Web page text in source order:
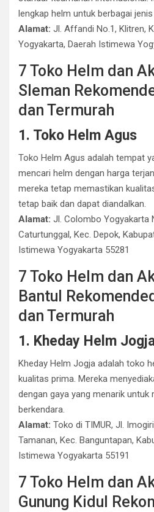
lengkap helm untuk berbagai
Alamat: Jl. Affandi No.1, Klitren,
Yogyakarta, Daerah Istimewa
7 Toko Helm dan
Sleman
dan Termurah
1. Toko Helm Agus
Toko Helm Agus adalah tempat
mencari helm dengan harga
mereka tetap memastikan
tetap baik dan dapat diandalkan.
Alamat: Jl. Colombo Yogyakarta
Caturtunggal, Kec. Depok,
Istimewa Yogyakarta 55281
7 Toko Helm dan
Bantul
dan Termurah
1. Kheday Helm
Kheday Helm Jogja adalah toko
kualitas prima. Mereka
dengan gaya yang menarik
berkendara.
Alamat: Toko di TIMUR, Jl.
Tamanan, Kec. Banguntapan,
Istimewa Yogyakarta 55191
7 Toko Helm dan
Gunung Kidul